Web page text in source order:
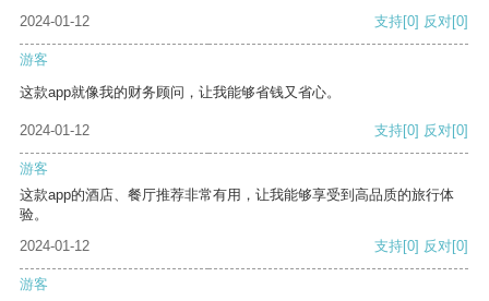
2024-01-12
支持[0] 反对[0]
游客
这款app就像我的财务顾问，让我能够省钱又省心。
2024-01-12 支持[0] 反对[0]
游客
这款app的酒店、餐厅推荐非常有用，让我能够享受到高品质的旅行体
验。
2024-01-12
支持[0] 反对[0]
游客